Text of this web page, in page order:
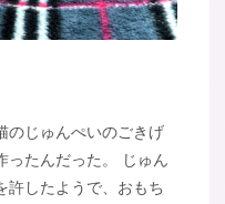
のじゅんぺいのごきげ
ったんだった。 じゅん
許したようで、おもち